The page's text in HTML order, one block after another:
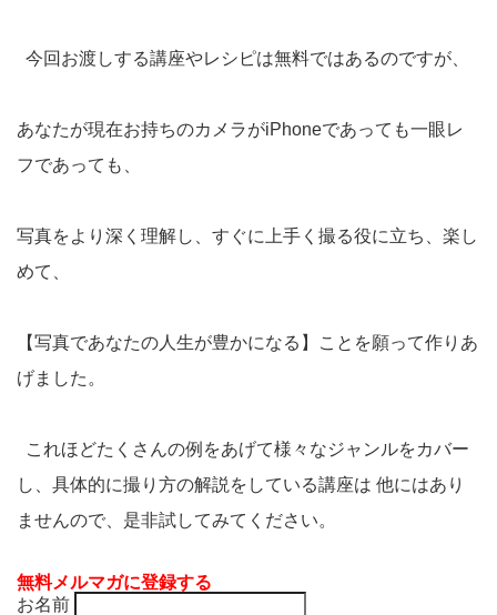
今回お渡しする講座やレシピは無料ではあるのですが、
あなたが現在お持ちのカメラがiPhoneであっても一眼レ
フであっても、
写真をより深く理解し、すぐに上手く撮る役に立ち、楽し
めて、
【写真であなたの人生が豊かになる】ことを願って作りあ
げました。
これほどたくさんの例をあげて様々なジャンルをカバー
し、具体的に撮り方の解説をしている講座は 他にはあり
ませんので、是非試してみてください。
無料メルマガに登録する
お名前